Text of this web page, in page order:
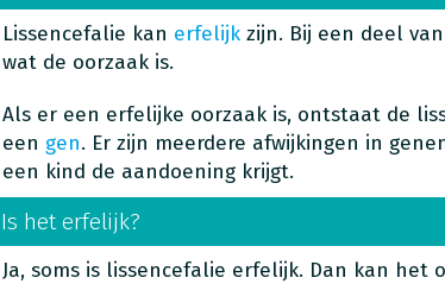
Lissencefalie kan erfelijkzijn. Bij een deel
wat de oorzaak is.
Als er een erfelijke oorzaak is, ontstaat de
een gen. Er zijn meerdere afwijkingen in
een kind de aandoening krijgt.
Is het erfelijk?
Ja, soms is lissencefalie erfelijk. Dan kan het